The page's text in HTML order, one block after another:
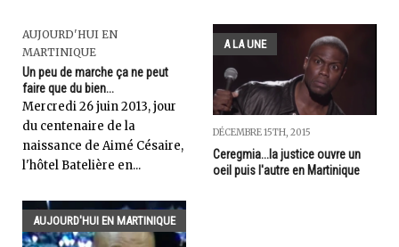
AUJOURD'HUI EN
MARTINIQUE
Un peu de marche ça ne peut
faire que du bien...
Mercredi 26 juin 2013, jour
du centenaire de la
naissance de Aimé Césaire,
l'hôtel Batelière en...
A LA UNE
DÉCEMBRE 15TH, 2015
Ceregmia...la justice ouvre un
oeil puis l'autre en Martinique
AUJOURD'HUI EN MARTINIQUE